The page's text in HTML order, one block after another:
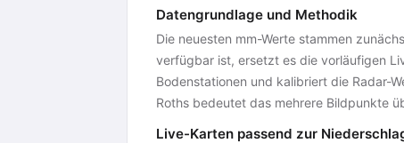
Datengrundlage und Methodik
Die neuesten mm-Werte stammen
verfügbar ist, ersetzt es die vorläufigen
Bodenstationen und kalibriert die Radar-
Roths bedeutet das mehrere Bildpunkte
Live-Karten passend zur